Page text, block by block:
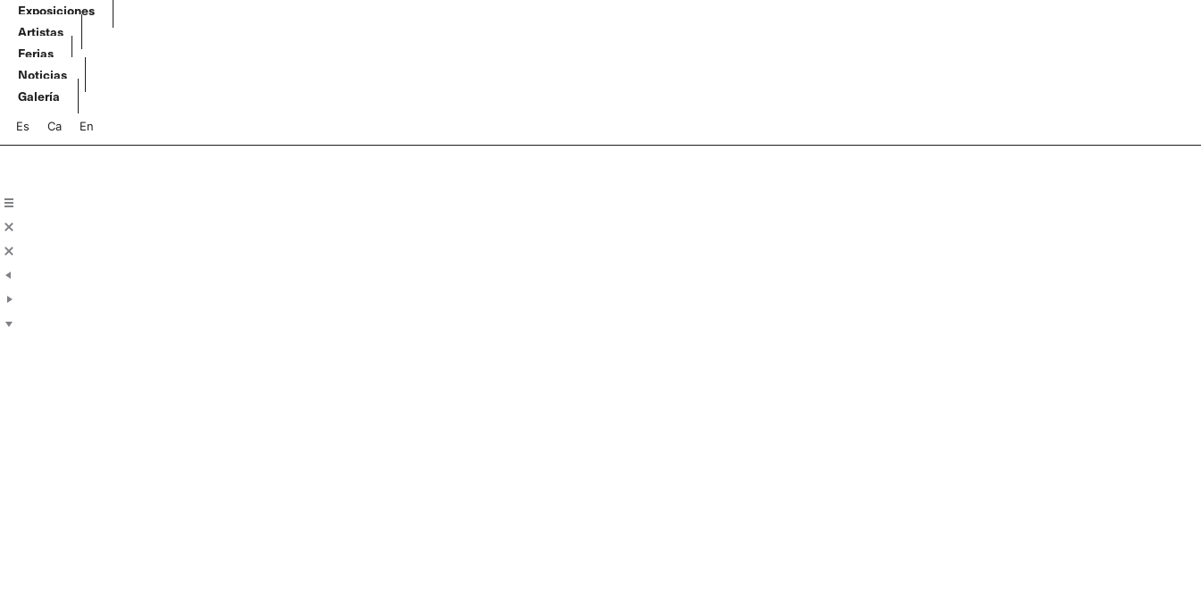
contenido
Exposiciones
Artistas
Ferias
Noticias
Galería
Es Ca En